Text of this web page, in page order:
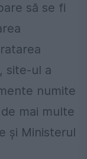
să se fi
site-ul a
numite
de mai multe
și Ministerul